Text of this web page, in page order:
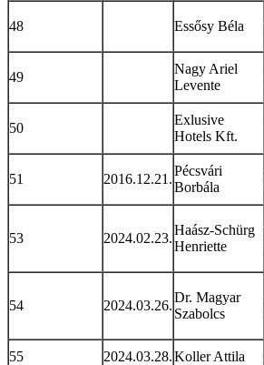
48 Essősy Béla
49
Nagy Ariel
Levente
50
Exlusive
Hotels Kft.
51 2016.12.21.
Pécsvári
Borbála
53 2024.02.23.
Haász-Schürg
Henriette
54 2024.03.26.
Dr. Magyar
Szabolcs
55 2024.03.28.Koller Attila